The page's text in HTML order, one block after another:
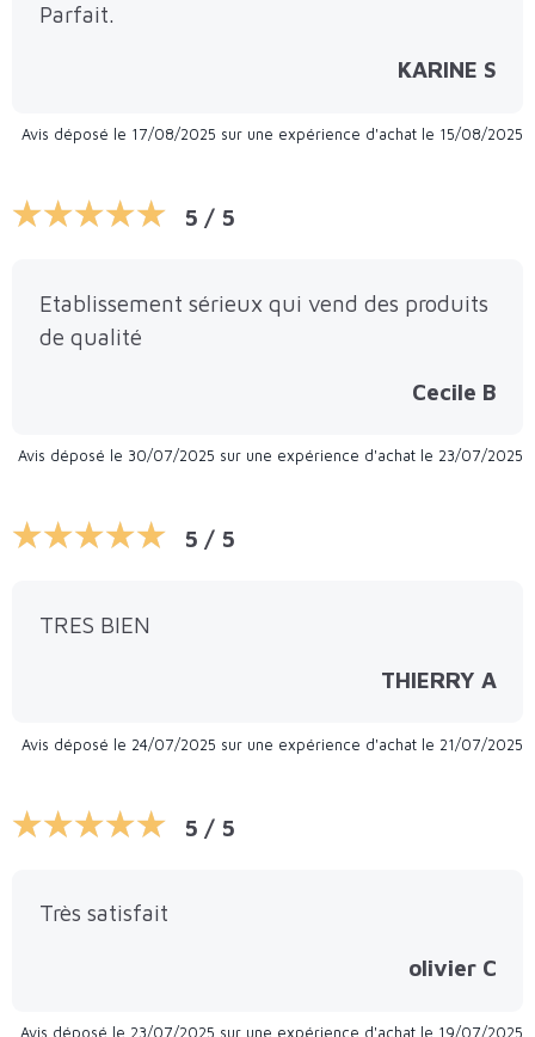
Parfait.
KARINE S
Avis déposé le 17/08/2025 sur une expérience d'achat le 15/08/2025
5 / 5
Etablissement sérieux qui vend des produits
de qualité
Cecile B
Avis déposé le 30/07/2025 sur une expérience d'achat le 23/07/2025
5 / 5
TRES BIEN
THIERRY A
Avis déposé le 24/07/2025 sur une expérience d'achat le 21/07/2025
5 / 5
Très satisfait
olivier C
Avis déposé le 23/07/2025 sur une expérience d'achat le 19/07/2025